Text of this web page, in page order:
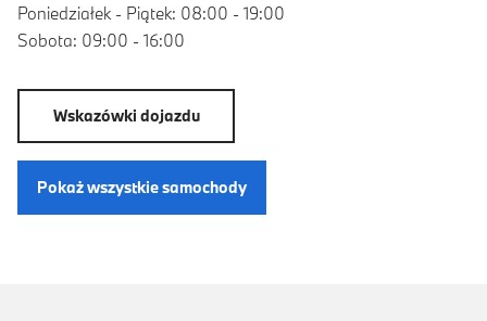
Poniedziałek - Piątek: 08:00 - 19:00
Sobota: 09:00 - 16:00
Wskazówki dojazdu
Pokaż wszystkie samochody